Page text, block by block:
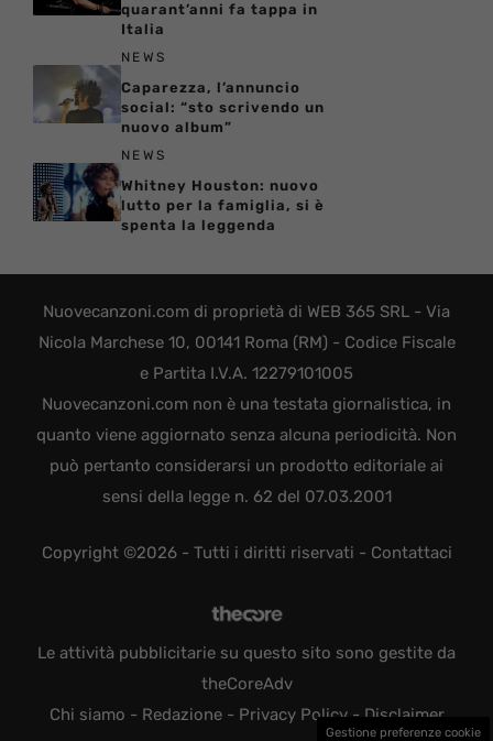
quarant’anni fa tappa in
Italia
NEWS
Caparezza, l’annuncio
social: “sto scrivendo un
nuovo album”
NEWS
Whitney Houston: nuovo
lutto per la famiglia, si è
spenta la leggenda
Nuovecanzoni.com di proprietà di WEB 365 SRL - Via
Nicola Marchese 10, 00141 Roma (RM) - Codice Fiscale
e Partita I.V.A. 12279101005
Nuovecanzoni.com non è una testata giornalistica, in
quanto viene aggiornato senza alcuna periodicità. Non
può pertanto considerarsi un prodotto editoriale ai
sensi della legge n. 62 del 07.03.2001
Copyright ©2026 - Tutti i diritti riservati - Contattaci
Le attività pubblicitarie su questo sito sono gestite da
theCoreAdv
Chi siamo - Redazione- Privacy Policy- Disclaimer
Gestione preferenze cookie